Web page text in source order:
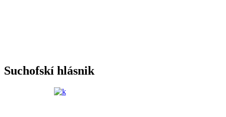
Suchofskí hlásnik